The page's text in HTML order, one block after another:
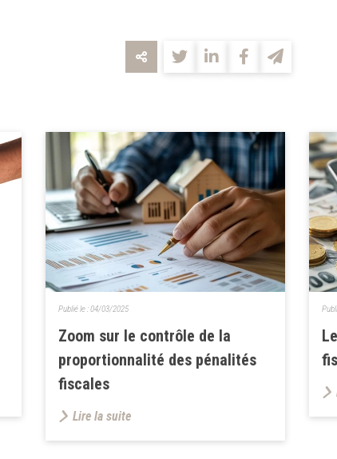
Zoom sur le contrôle de la
proportionnalité des pénalités
fiscales
Publié le :04/03/2025
Lire la suite